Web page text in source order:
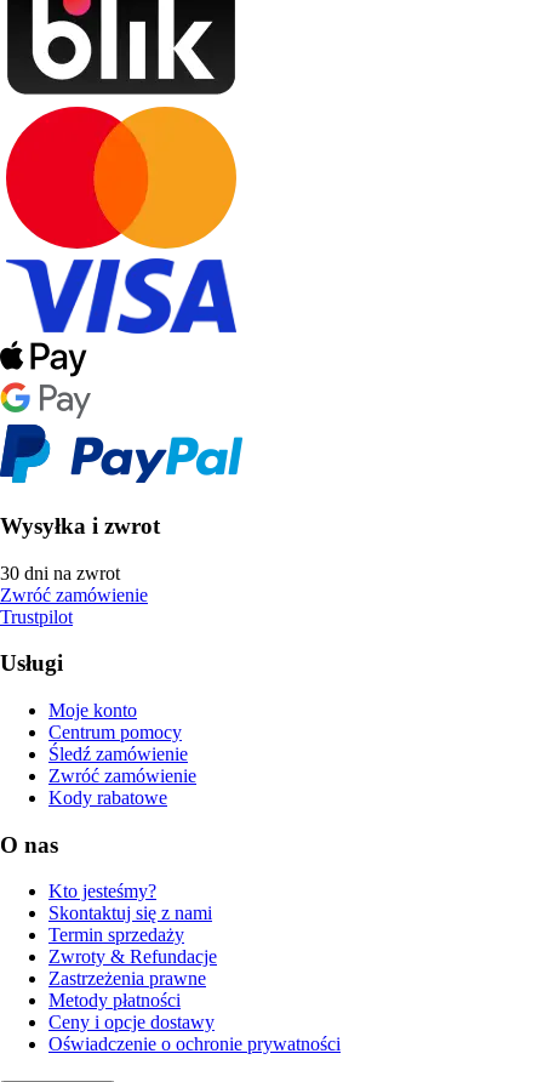
Wysyłka i zwrot
30 dni na zwrot
Zwróć zamówienie
Trustpilot
Usługi
Moje konto
Centrum pomocy
Śledź zamówienie
Zwróć zamówienie
Kody rabatowe
O nas
Kto jesteśmy?
Skontaktuj się z nami
Termin sprzedaży
Zwroty & Refundacje
Zastrzeżenia prawne
Metody płatności
Ceny i opcje dostawy
Oświadczenie o ochronie prywatności